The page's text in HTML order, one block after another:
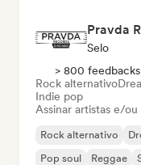
Pravda
Selo
> 800
Rock alternativo
Indie pop
Assinar artistas e/ou
Rock alternativo
Pop soul
Reggae